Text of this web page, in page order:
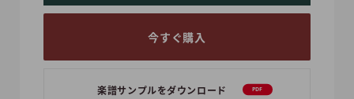
今すぐ購入
楽譜サンプルをダウンロード PDF